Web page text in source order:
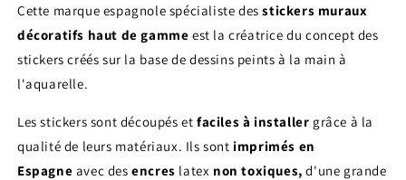
Cette marque espagnole spécialiste des stickers muraux
décoratifs haut de gamme est la créatrice du concept des
stickers créés sur la base de dessins peints à la main à
l'aquarelle.
Les stickers sont découpés et faciles à installer grâce à la
qualité de leurs matériaux. Ils sont imprimés en
Espagne avec des encres latex non toxiques, d'une grande